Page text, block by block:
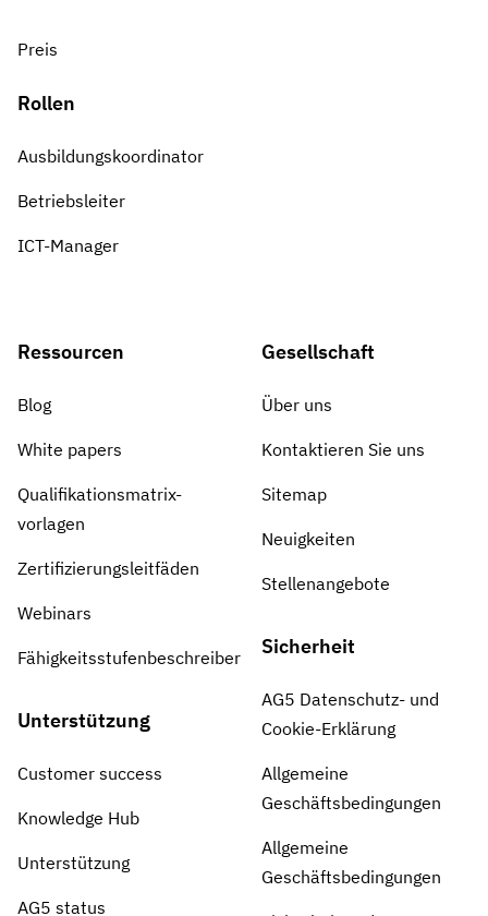
Preis
Rollen
Ausbildungskoordinator
Betriebsleiter
ICT-Manager
Ressourcen
Blog
White papers
Qualifikationsmatrix-
vorlagen
Zertifizierungsleitfäden
Webinars
Fähigkeitsstufenbeschreiber
Unterstützung
Customer success
Knowledge Hub
Unterstützung
AG5 status
Gesellschaft
Über uns
Kontaktieren Sie uns
Sitemap
Neuigkeiten
Stellenangebote
Sicherheit
AG5 Datenschutz- und
Cookie-Erklärung
Allgemeine
Geschäftsbedingungen
Allgemeine
Geschäftsbedingungen